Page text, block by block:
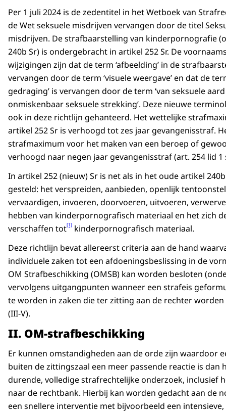
Per 1 juli 2024 is de zedentitel in het Wetboek van
de Wet seksuele misdrijven vervangen door de titel
misdrijven. De strafbaarstelling van kinderpornografie
240b Sr) is ondergebracht in artikel 252 Sr. De
wijzigingen zijn dat de term ‘afbeelding’ in de
vervangen door de term ‘visuele weergave’ en dat de
gedraging’ is vervangen door de term ‘van seksuele
onmiskenbaar seksuele strekking’. Deze nieuwe
ook in deze richtlijn gehanteerd. Het wettelijke
artikel 252 Sr is verhoogd tot zes jaar gevangenisstraf.
strafmaximum voor het maken van een beroep of
verhoogd naar negen jaar gevangenisstraf (art. 254 lid
In artikel 252 (nieuw) Sr is net als in het oude artikel
gesteld: het verspreiden, aanbieden, openlijk
vervaardigen, invoeren, doorvoeren, uitvoeren,
hebben van kinderpornografisch materiaal en het zich
verschaffen tot[1] kinderpornografisch materiaal.
Deze richtlijn bevat allereerst criteria aan de hand
individuele zaken tot een afdoeningsbeslissing in de
OM Strafbeschikking (OMSB) kan worden besloten
vervolgens uitgangpunten wanneer een strafeis
te worden in zaken die ter zitting aan de rechter
(III-V).
II. OM-strafbeschikking
Er kunnen omstandigheden aan de orde zijn waardoor
buiten de zittingszaal een meer passende reactie is dan
durende, volledige strafrechtelijke onderzoek, inclusief
naar de rechtbank. Hierbij kan worden gedacht aan de
een snellere interventie met bijvoorbeeld een intensieve,